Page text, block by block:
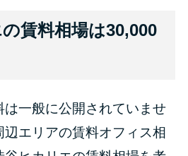
賃料相場は30,000
一般に公開されていませ
エリアの賃料オフィス相